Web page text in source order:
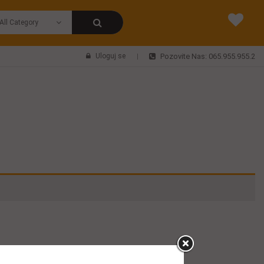
Pozovite Nas: 065.955.955.2
Uloguj se